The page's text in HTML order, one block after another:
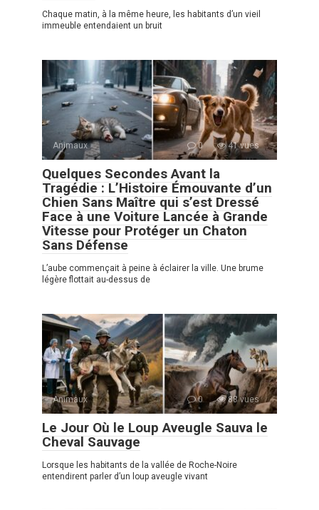
Chaque matin, à la même heure, les habitants d’un vieil
immeuble entendaient un bruit
Animaux 0 41 vues
Quelques Secondes Avant la
Tragédie : L’Histoire Émouvante d’un
Chien Sans Maître qui s’est Dressé
Face à une Voiture Lancée à Grande
Vitesse pour Protéger un Chaton
Sans Défense
L’aube commençait à peine à éclairer la ville. Une brume
légère flottait au-dessus de
Animaux 0 88 vues
Le Jour Où le Loup Aveugle Sauva le
Cheval Sauvage
Lorsque les habitants de la vallée de Roche-Noire
entendirent parler d’un loup aveugle vivant